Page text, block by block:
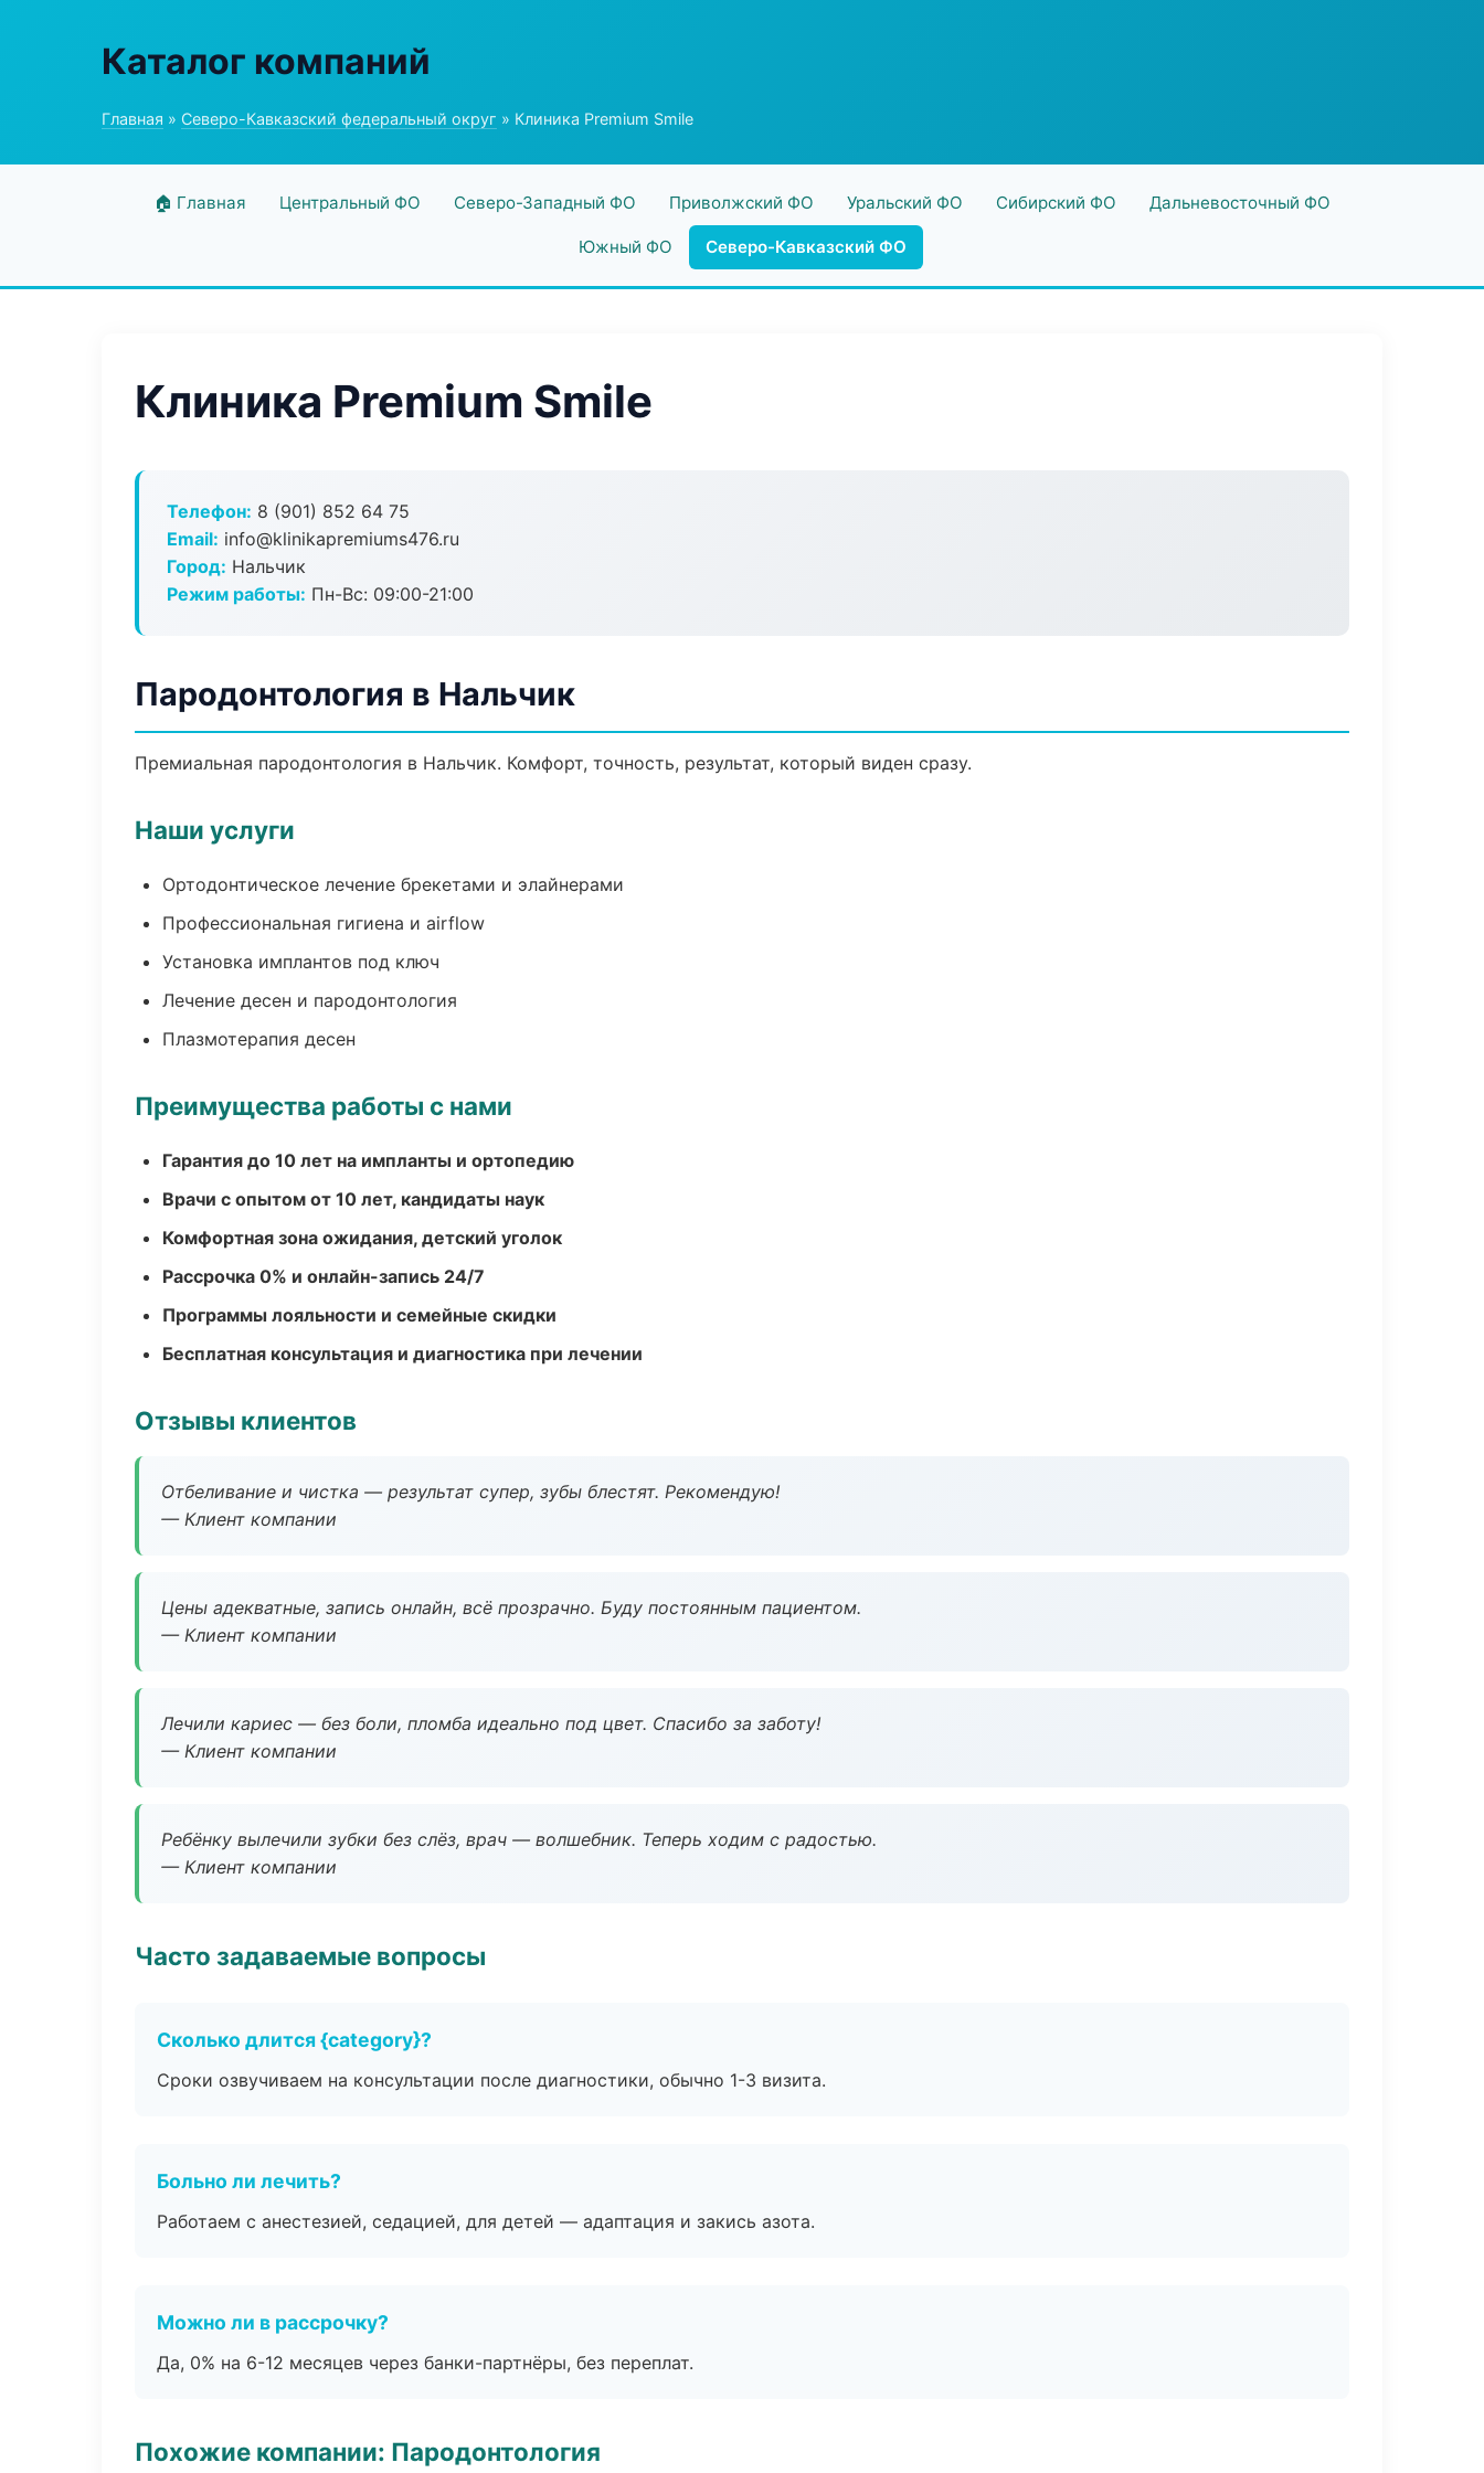
Каталог компаний
Главная » Северо-Кавказский федеральный округ » Клиника Premium Smile
🏠 Главная Центральный ФО Северо-Западный ФО Приволжский ФО Уральский ФО Сибирский ФО Дальневосточный ФО
Южный ФО Северо-Кавказский ФО
Клиника Premium Smile
Телефон: 8 (901) 852 64 75
Email: info@klinikapremiums476.ru
Город: Нальчик
Режим работы: Пн-Вс: 09:00-21:00
Пародонтология в Нальчик
Премиальная пародонтология в Нальчик. Комфорт, точность, результат, который виден сразу.
Наши услуги
Ортодонтическое лечение брекетами и элайнерами
Профессиональная гигиена и airflow
Установка имплантов под ключ
Лечение десен и пародонтология
Плазмотерапия десен
Преимущества работы с нами
Гарантия до 10 лет на импланты и ортопедию
Врачи с опытом от 10 лет, кандидаты наук
Комфортная зона ожидания, детский уголок
Рассрочка 0% и онлайн-запись 24/7
Программы лояльности и семейные скидки
Бесплатная консультация и диагностика при лечении
Отзывы клиентов
Отбеливание и чистка — результат супер, зубы блестят. Рекомендую!
— Клиент компании
Цены адекватные, запись онлайн, всё прозрачно. Буду постоянным пациентом.
— Клиент компании
Лечили кариес — без боли, пломба идеально под цвет. Спасибо за заботу!
— Клиент компании
Ребёнку вылечили зубки без слёз, врач — волшебник. Теперь ходим с радостью.
— Клиент компании
Часто задаваемые вопросы
Сколько длится {category}?
Сроки озвучиваем на консультации после диагностики, обычно 1-3 визита.
Больно ли лечить?
Работаем с анестезией, седацией, для детей — адаптация и закись азота.
Можно ли в рассрочку?
Да, 0% на 6-12 месяцев через банки-партнёры, без переплат.
Похожие компании: Пародонтология